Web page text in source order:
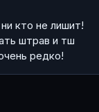
кто не лишит!
штрав и тш
редко!